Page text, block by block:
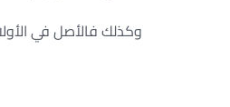
وكذلك فالأصل في